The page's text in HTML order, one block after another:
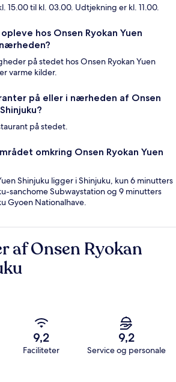
15.00 til kl. 03.00. Udtjekning er kl. 11.00.
hos Onsen Ryokan Yuen
på stedet hos Onsen Ryokan Yuen
varme kilder.
på eller i nærheden af Onsen
på stedet.
omkring Onsen Ryokan Yuen
Shinjuku ligger i Shinjuku, kun 6 minutters
sanchome Subwaystation og 9 minutters
Gyoen Nationalhave.
af Onsen Ryokan
9,2
Faciliteter
9,2
Service og personale